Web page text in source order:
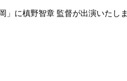
に槙野智章 監督が出演いたしま